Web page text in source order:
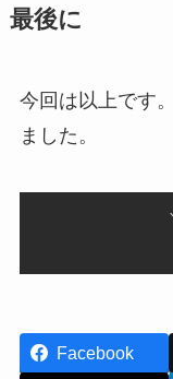
最後に
今回は以上です
ました。
Facebook